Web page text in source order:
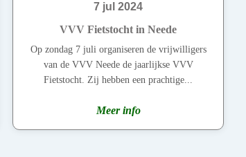
7 jul 2024
VVV Fietstocht in Neede
Op zondag 7 juli organiseren de vrijwilligers
van de VVV Neede de jaarlijkse VVV
Fietstocht. Zij hebben een prachtige...
Meer info